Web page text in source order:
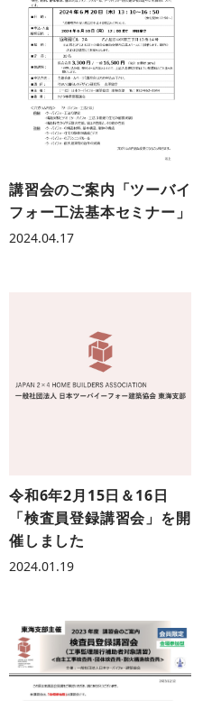
講習会のご案内「ツーバイ
フォー工法基本セミナー」
2024.04.17
令和6年2月15日＆16日
「検査員登録講習会」を開
催しました
2024.01.19